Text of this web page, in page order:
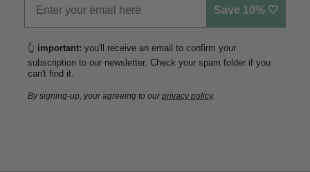
Save 10% 🤍
👆 important: you'll receive an email to confirm your
subscription to our newsletter. Check your spam folder if you
can't find it.
By signing-up, your agreeing to ourprivacy policy.